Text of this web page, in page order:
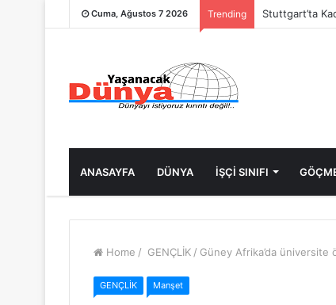
Cuma, Ağustos 7 2026 Trending Stuttgart’ta
ANASAYFA DÜNYA İŞÇİ SINIFI
Home / GENÇLİK / Güney Afrika’da
GENÇLİK Manşet